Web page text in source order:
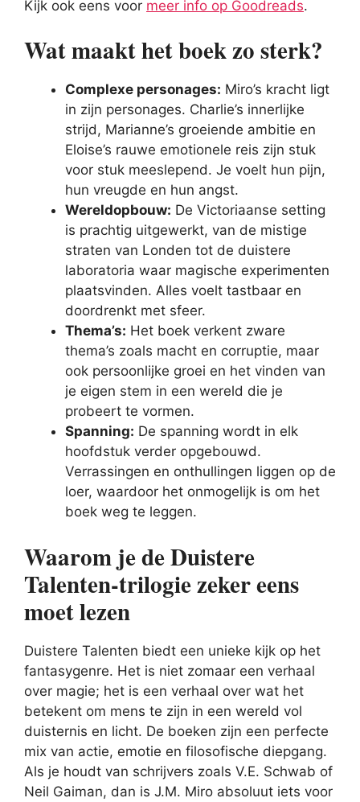
Kijk ook eens voor meer info op Goodreads.
Wat maakt het boek zo sterk?
Complexe personages: Miro’s kracht ligt
in zijn personages. Charlie’s innerlijke
strijd, Marianne’s groeiende ambitie en
Eloise’s rauwe emotionele reis zijn stuk
voor stuk meeslepend. Je voelt hun pijn,
hun vreugde en hun angst.
Wereldopbouw: De Victoriaanse setting
is prachtig uitgewerkt, van de mistige
straten van Londen tot de duistere
laboratoria waar magische experimenten
plaatsvinden. Alles voelt tastbaar en
doordrenkt met sfeer.
Thema’s: Het boek verkent zware
thema’s zoals macht en corruptie, maar
ook persoonlijke groei en het vinden van
je eigen stem in een wereld die je
probeert te vormen.
Spanning: De spanning wordt in elk
hoofdstuk verder opgebouwd.
Verrassingen en onthullingen liggen op de
loer, waardoor het onmogelijk is om het
boek weg te leggen.
Waarom je de Duistere
Talenten-trilogie zeker eens
moet lezen
Duistere Talenten biedt een unieke kijk op het
fantasygenre. Het is niet zomaar een verhaal
over magie; het is een verhaal over wat het
betekent om mens te zijn in een wereld vol
duisternis en licht. De boeken zijn een perfecte
mix van actie, emotie en filosofische diepgang.
Als je houdt van schrijvers zoals V.E. Schwab of
Neil Gaiman, dan is J.M. Miro absoluut iets voor